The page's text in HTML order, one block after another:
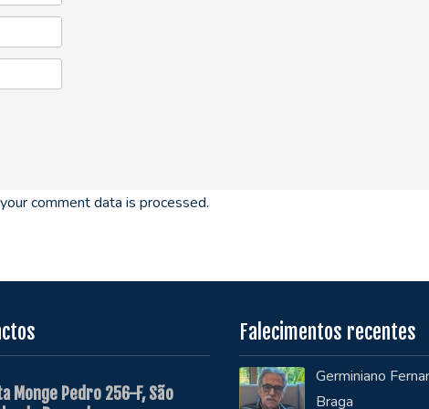
comment data is processed.
Monge Pedro 256-F, São
Falecimentos recentes
Germiniano
Braga